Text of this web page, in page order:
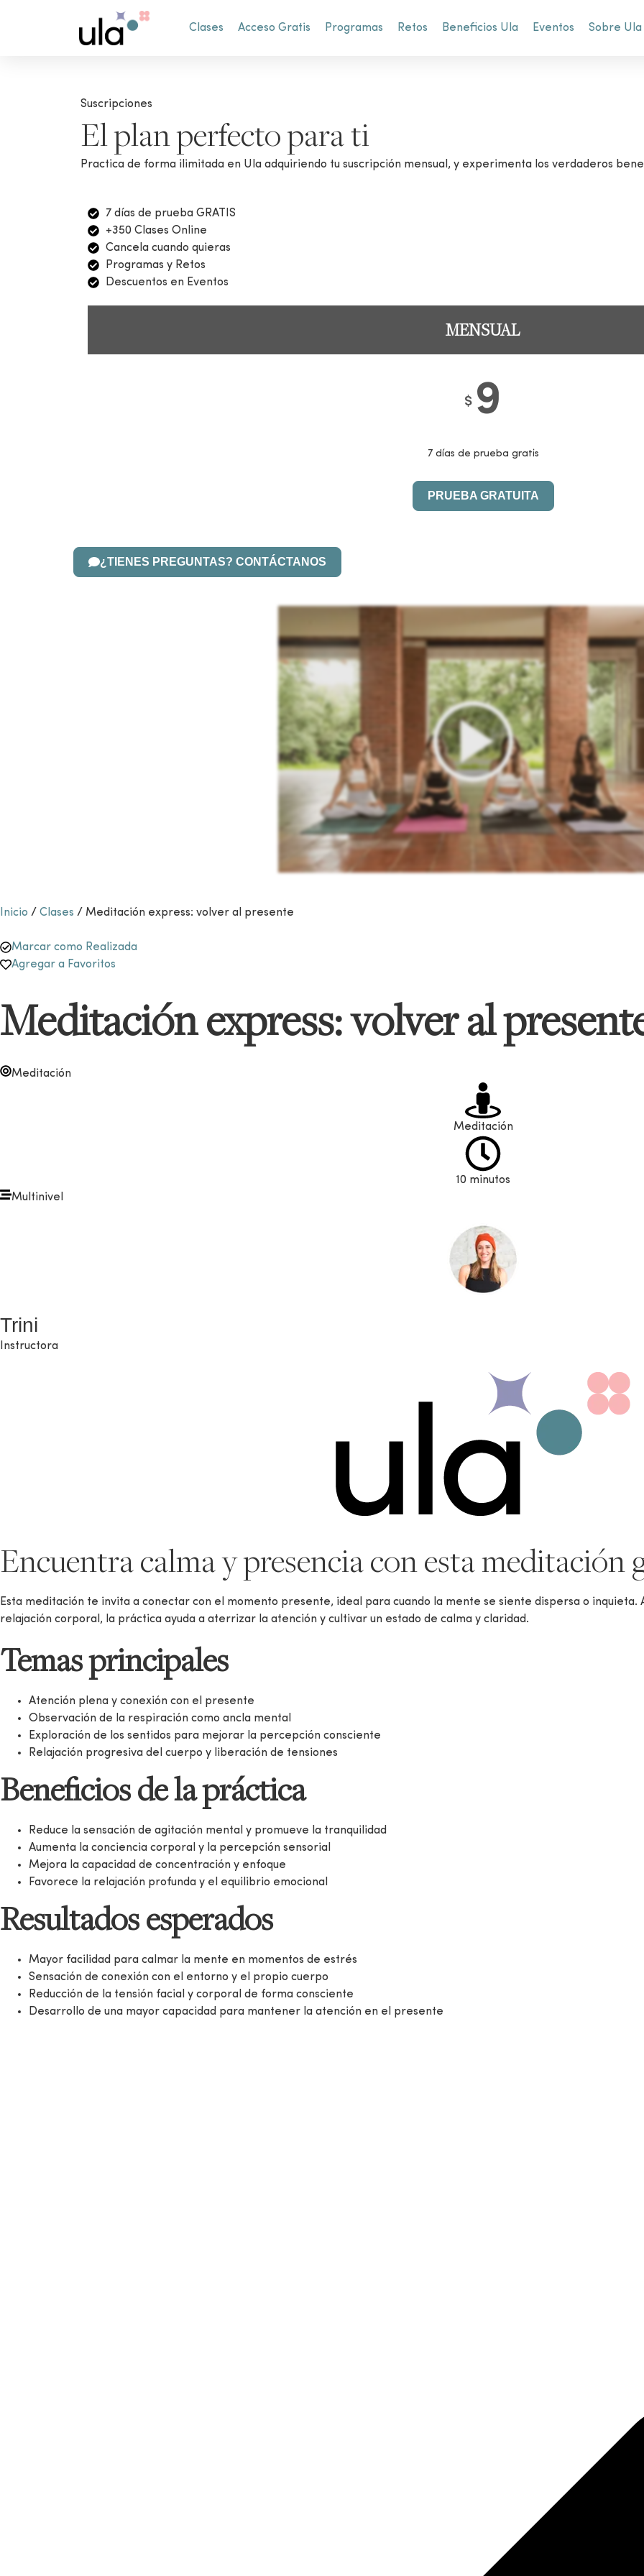
Clases Acceso Gratis Programas Retos Beneficios Ula Eventos Sobre Ula
Suscripciones
El plan perfecto para ti
Practica de forma ilimitada en Ula adquiriendo tu suscripción mensual, y experimenta los verdaderos
7 días de prueba GRATIS
+350 Clases Online
Cancela cuando quieras
Programas y Retos
Descuentos en Eventos
MENSUAL
$ 9
7 días de prueba gratis
PRUEBA GRATUITA
¿TIENES PREGUNTAS? CONTÁCTANOS
Inicio / Clases / Meditación express: volver al presente
Marcar como Realizada
Agregar a Favoritos
Meditación express: volver al
Meditación
Meditación
10 minutos
Multinivel
Trini
Instructora
Encuentra calma y presencia con esta meditación
Esta meditación te invita a conectar con el momento presente, ideal para cuando la mente se siente dispersa o
relajación corporal, la práctica ayuda a aterrizar la atención y cultivar un estado de calma y claridad.
Temas principales
Atención plena y conexión con el presente
Observación de la respiración como ancla mental
Exploración de los sentidos para mejorar la percepción consciente
Relajación progresiva del cuerpo y liberación de tensiones
Beneficios de la práctica
Reduce la sensación de agitación mental y promueve la tranquilidad
Aumenta la conciencia corporal y la percepción sensorial
Mejora la capacidad de concentración y enfoque
Favorece la relajación profunda y el equilibrio emocional
Resultados esperados
Mayor facilidad para calmar la mente en momentos de estrés
Sensación de conexión con el entorno y el propio cuerpo
Reducción de la tensión facial y corporal de forma consciente
Desarrollo de una mayor capacidad para mantener la atención en el presente